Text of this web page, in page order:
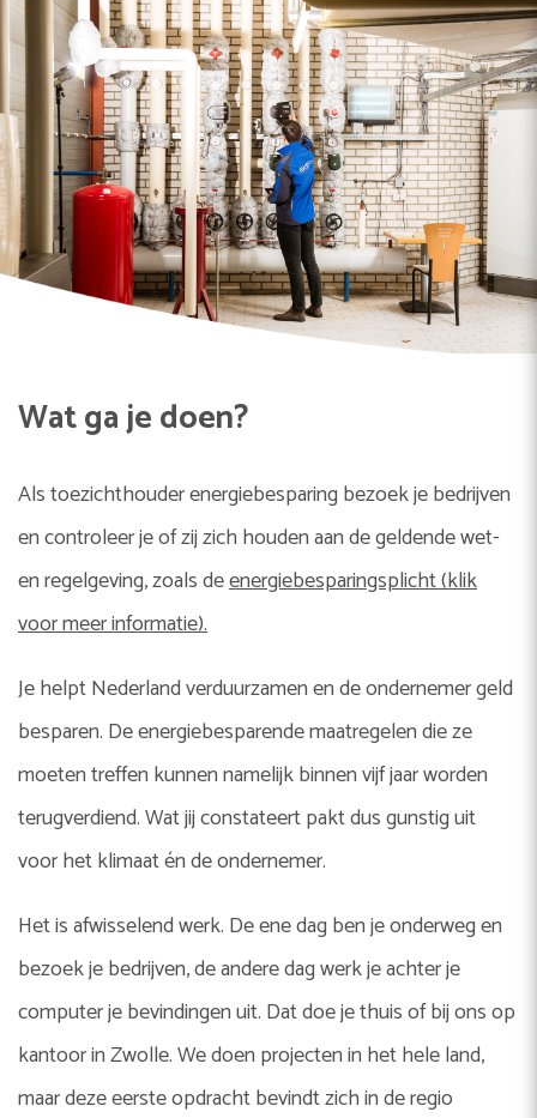
Wat ga je doen?
Als toezichthouder energiebesparing bezoek je bedrijven
en controleer je of zij zich houden aan de geldende wet-
en regelgeving, zoals deenergiebesparingsplicht (klik
voor meer informatie).
Je helpt Nederland verduurzamen en de ondernemer geld
besparen. De energiebesparende maatregelen die ze
moeten treffen kunnen namelijk binnen vijf jaar worden
terugverdiend. Wat jij constateert pakt dus gunstig uit
voor het klimaat én de ondernemer.
Het is afwisselend werk. De ene dag ben je onderweg en
bezoek je bedrijven, de andere dag werk je achter je
computer je bevindingen uit. Dat doe je thuis of bij ons op
kantoor in Zwolle. We doen projecten in het hele land,
maar deze eerste opdracht bevindt zich in de regio